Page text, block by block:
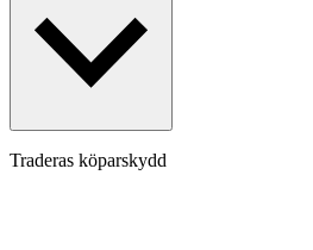
Traderas köparskydd